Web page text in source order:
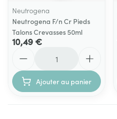
Neutrogena
Neutrogena F/n Cr Pieds
Talons Crevasses 50ml
10,49 €
Ajouter au panier